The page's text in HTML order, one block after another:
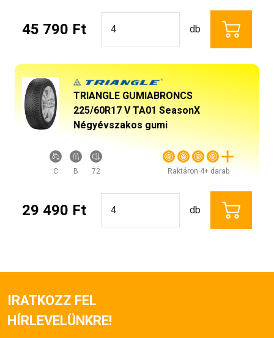
45 790 Ft db
TRIANGLE GUMIABRONCS
225/60R17 V TA01 SeasonX
Négyévszakos gumi
C B 72 Raktáron 4+ darab
29 490 Ft db
IRATKOZZ FEL
HÍRLEVELÜNKRE!